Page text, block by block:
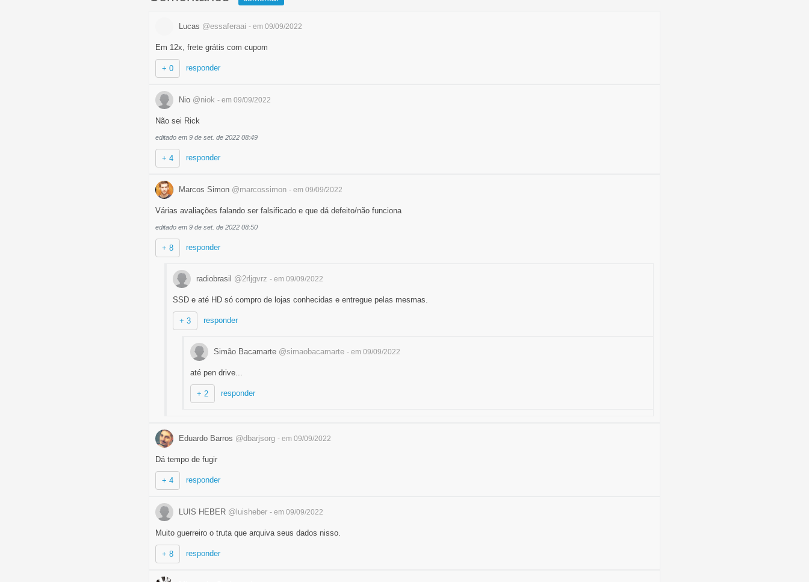
Lucas @essaferaai - em 09/09/2022
Em 12x, frete grátis com cupom
+ 0 responder
Nio @niok - em 09/09/2022
Não sei Rick
editado em 9 de set. de 2022 08:49
+ 4 responder
Marcos Simon @marcossimon - em 09/09/2022
Várias avaliações falando ser falsificado e que dá defeito/não funciona
editado em 9 de set. de 2022 08:50
+ 8 responder
radiobrasil @2rljgvrz - em 09/09/2022
SSD e até HD só compro de lojas conhecidas e entregue pelas mesmas.
+ 3 responder
Simão Bacamarte @simaobacamarte - em 09/09/2022
até pen drive...
+ 2 responder
Eduardo Barros @dbarjsorg - em 09/09/2022
Dá tempo de fugir
+ 4 responder
LUIS HEBER @luisheber - em 09/09/2022
Muito guerreiro o truta que arquiva seus dados nisso.
+ 8 responder